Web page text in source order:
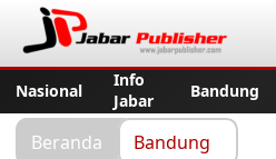
Nasional
Info
Jabar
Bandung
Beranda Bandung